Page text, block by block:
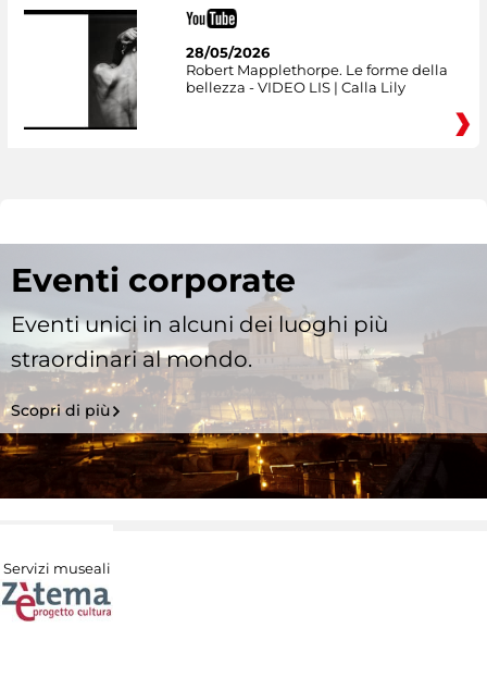
28/05/2026
Robert Mapplethorpe. Le forme della
bellezza - VIDEO LIS | Calla Lily
Eventi corporate
Eventi unici in alcuni dei luoghi più
straordinari al mondo.
Scopri di più
Servizi museali